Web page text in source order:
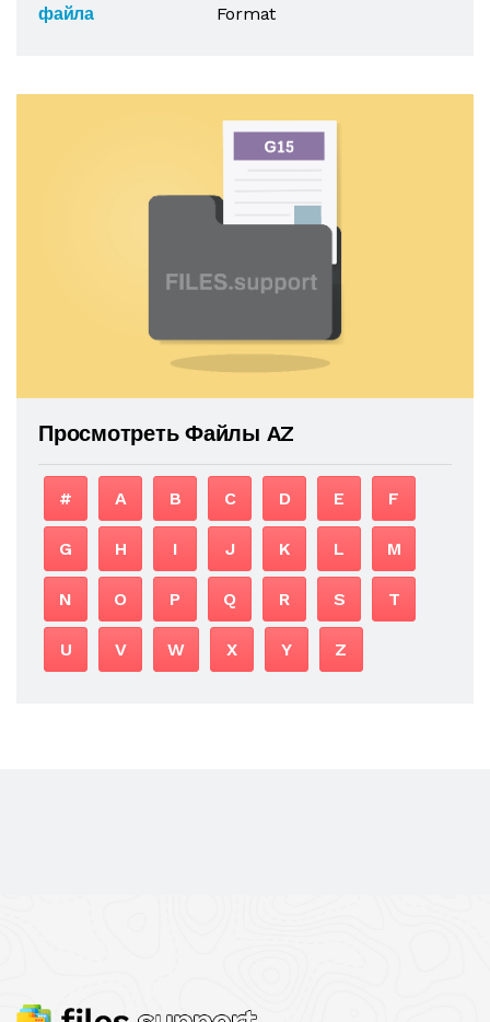
файла
Format
Просмотреть Файлы AZ
# A B C D E F
G H I J K L M
N O P Q R S T
U V W X Y Z